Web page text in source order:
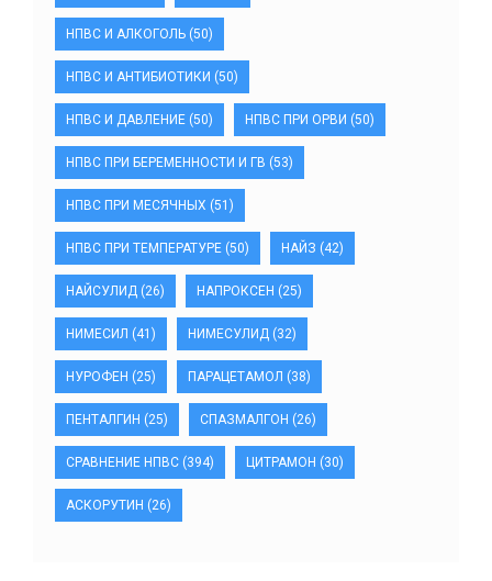
НПВС И АЛКОГОЛЬ (50)
НПВС И АНТИБИОТИКИ (50)
НПВС И ДАВЛЕНИЕ (50) НПВС ПРИ ОРВИ (50)
НПВС ПРИ БЕРЕМЕННОСТИ И ГВ (53)
НПВС ПРИ МЕСЯЧНЫХ (51)
НПВС ПРИ ТЕМПЕРАТУРЕ (50) НАЙЗ (42)
НАЙСУЛИД (26) НАПРОКСЕН (25)
НИМЕСИЛ (41) НИМЕСУЛИД (32)
НУРОФЕН (25) ПАРАЦЕТАМОЛ (38)
ПЕНТАЛГИН (25) СПАЗМАЛГОН (26)
СРАВНЕНИЕ НПВС (394) ЦИТРАМОН (30)
АСКОРУТИН (26)